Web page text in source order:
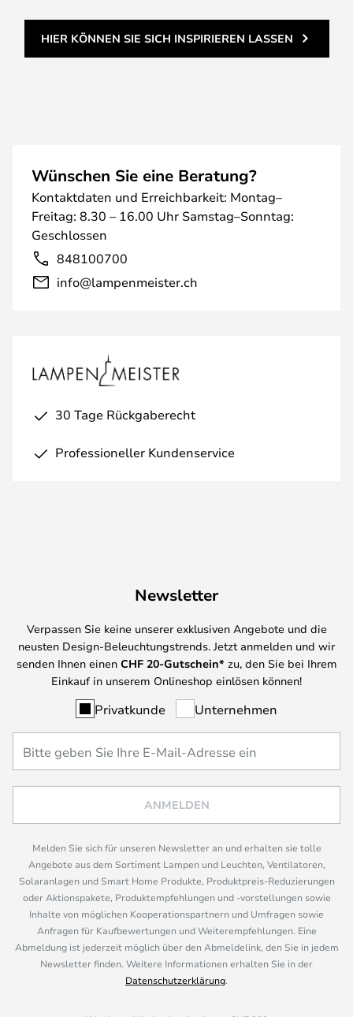
HIER KÖNNEN SIE SICH INSPIRIEREN LASSEN
Wünschen Sie eine Beratung?
Kontaktdaten und Erreichbarkeit: Montag–
Freitag: 8.30 – 16.00 Uhr Samstag–Sonntag:
Geschlossen
848100700
info@lampenmeister.ch
30 Tage Rückgaberecht
Professioneller Kundenservice
Newsletter
Verpassen Sie keine unserer exklusiven Angebote und die
neusten Design-Beleuchtungstrends. Jetzt anmelden und wir
senden Ihnen einen CHF 20-Gutschein* zu, den Sie bei Ihrem
Einkauf in unserem Onlineshop einlösen können!
Privatkunde Unternehmen
ANMELDEN
Melden Sie sich für unseren Newsletter an und erhalten sie tolle
Angebote aus dem Sortiment Lampen und Leuchten, Ventilatoren,
Solaranlagen und Smart Home Produkte, Produktpreis-Reduzierungen
oder Aktionspakete, Produktempfehlungen und -vorstellungen sowie
Inhalte von möglichen Kooperationspartnern und Umfragen sowie
Anfragen für Kaufbewertungen und Weiterempfehlungen. Eine
Abmeldung ist jederzeit möglich über den Abmeldelink, den Sie in jedem
Newsletter finden. Weitere Informationen erhalten Sie in der
Datenschutzerklärung.